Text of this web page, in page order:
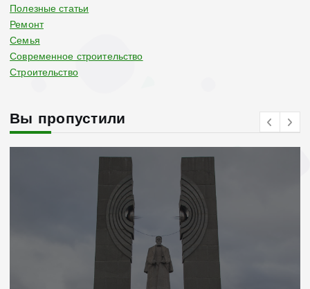
Полезные статьи
Ремонт
Семья
Современное строительство
Строительство
Вы пропустили